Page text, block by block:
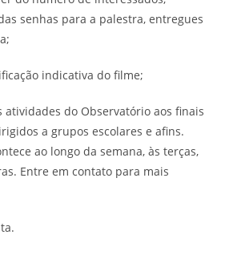
senhas para a palestra, entregues
indicativa do filme;
atividades do Observatório aos finais
a grupos escolares e afins.
ao longo da semana, às terças,
Entre em contato para mais